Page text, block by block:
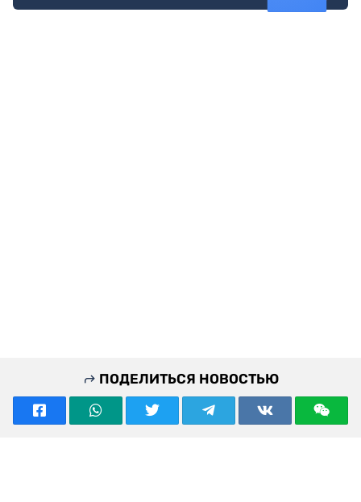
ПОДЕЛИТЬСЯ НОВОСТЬЮ